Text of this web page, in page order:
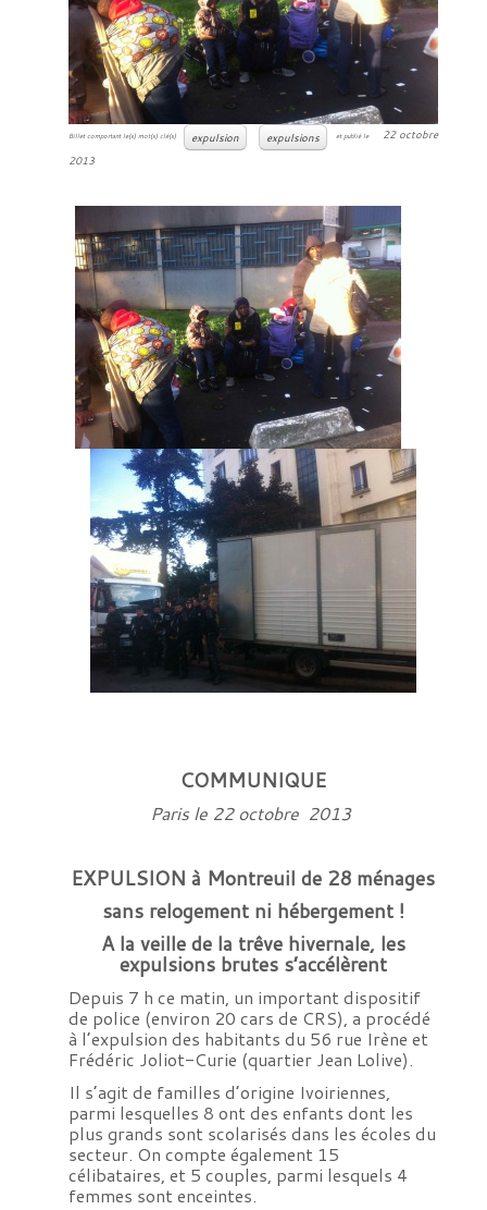
Billet comportant le(s) mot(s) clé(s) expulsion expulsions et publié le
22 octobre
2013
COMMUNIQUE
Paris le 22 octobre 2013
EXPULSION à Montreuil de 28 ménages
sans relogement ni hébergement !
A la veille de la trêve hivernale, les
expulsions brutes s’accélèrent
Depuis 7 h ce matin, un important dispositif
de police (environ 20 cars de CRS), a procédé
à l’expulsion des habitants du 56 rue Irène et
Frédéric Joliot-Curie (quartier Jean Lolive).
Il s’agit de familles d’origine Ivoiriennes,
parmi lesquelles 8 ont des enfants dont les
plus grands sont scolarisés dans les écoles du
secteur. On compte également 15
célibataires, et 5 couples, parmi lesquels 4
femmes sont enceintes.